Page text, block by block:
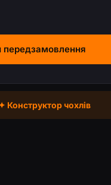
Конструктор чохлів